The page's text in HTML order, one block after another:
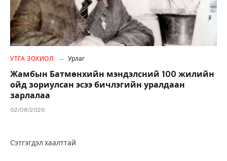
УТГА ЗОХИОЛ Урлаг
Жамбын Батмөнхийн мэндэлсний 100 жилийн
ойд зориулсан эсээ бичлэгийн уралдаан
зарлалаа
02/08/2026
Сэтгэгдэл хаалттай